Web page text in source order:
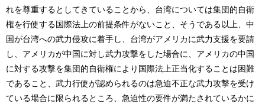
れを尊重するとしてきていることから、台湾については集団的自衛
権を行使する国際法上の前提条件がないこと、そうである以上、中
国が台湾への武力侵攻に着手し、台湾がアメリカに武力支援を要請
し、アメリカが中国に対し武力攻撃をした場合に、アメリカの中国
に対する攻撃を集団的自衛権により国際法上正当化することは困難
であること、武力行使が認められるのは急迫不正な武力攻撃を受け
ている場合に限られるところ、急迫性の要件が満たされているかに